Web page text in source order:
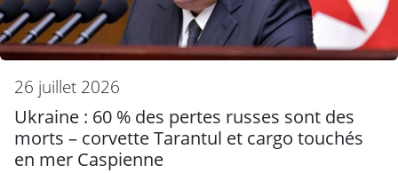
26 juillet 2026
Ukraine : 60 % des pertes russes sont des
morts – corvette Tarantul et cargo touchés
en mer Caspienne